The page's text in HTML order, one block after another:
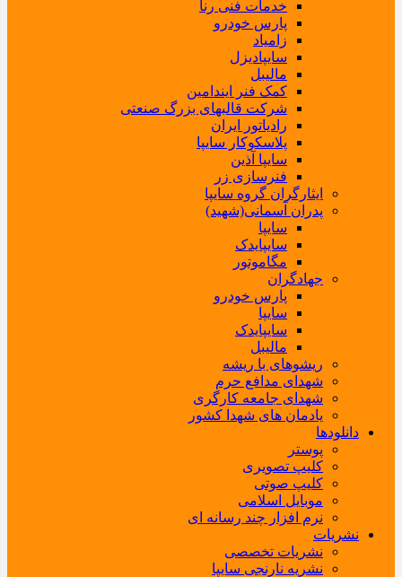
خدمات فنی رنا
پارس خودرو
زامیاد
سایپادیزل
مالیبل
کمک فنر ایندامین
شرکت قالبهای بزرگ صنعتی
رادیاتور ایران
پلاسکوکار سایپا
سایپا آذین
فنرسازی زر
ایثارگران گروه سایپا
پدران آسمانی(شهید)
سایپا
سایپایدک
مگاموتور
جهادگران
پارس خودرو
سایپا
سایپایدک
مالیبل
ریشوهای با ریشه
شهدای مدافع حرم
شهدای جامعه کارگری
یادمان های شهدا کشور
دانلودها
پوستر
کلیپ تصویری
کلیپ صوتی
موبایل اسلامی
نرم افزار چند رسانه ای
نشریات
نشریات تخصصی
نشریه نارنجی سایپا